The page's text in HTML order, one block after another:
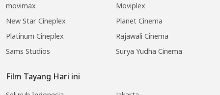
movimax
Moviplex
New Star Cineplex
Planet Cinema
Platinum Cineplex
Rajawali Cinema
Sams Studios
Surya Yudha Cinema
Film Tayang Hari ini